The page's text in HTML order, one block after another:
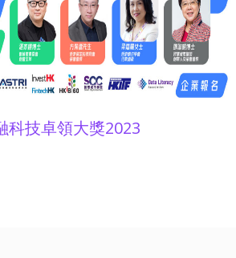
智能化 需以人為本 (湛家揚博